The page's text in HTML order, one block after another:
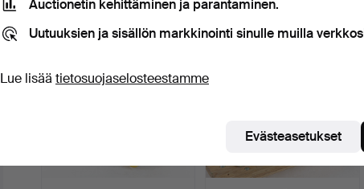
Auctionetin kehittäminen ja parantaminen.
Uutuuksien ja sisällön markkinointi sinulle muilla
Lue lisää tietosuojaselosteestamme
Evästeasetukset